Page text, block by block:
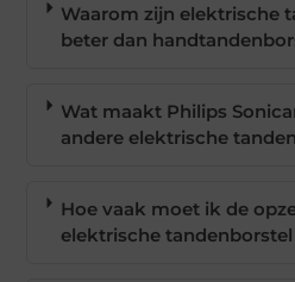
Waarom zijn elektrische
beter dan
Wat maakt Philips
andere elektrische
Hoe vaak moet ik de
elektrische